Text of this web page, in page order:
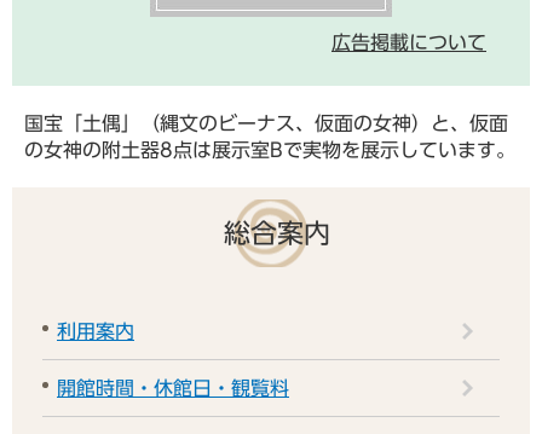
国宝「土偶」（縄文のビーナス、仮面の女神）と、仮面
の女神の附土器8点は展示室Bで実物を展示しています。
総合案内
利用案内
開館時間・休館日・観覧料
広告掲載について